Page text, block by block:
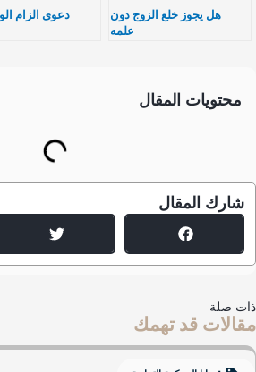
هل يجوز خلع الزوج دون
علمه
دعوى الزام
محتويات المقال
شارك المقال
صلة
قد تهمك